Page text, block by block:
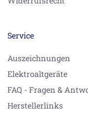
Service
Auszeichnungen
Elektroaltgeräte
FAQ - Fragen &
Herstellerlinks